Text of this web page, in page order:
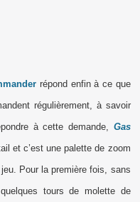
répond enfin à ce que
régulièrement, à savoir
à cette demande, Gas
et c’est une palette de zoom
Pour la première fois, sans
tours de molette de